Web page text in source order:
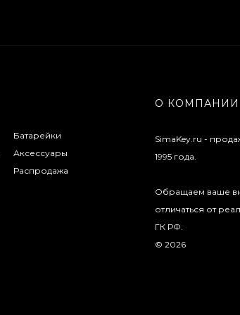
Батарейки
Аксессуары
Распродажа
О КОМПАНИИ
SimaKey.ru -
1995 года.
Обращаем ваше
отличаться от
ГК РФ.
© 2026